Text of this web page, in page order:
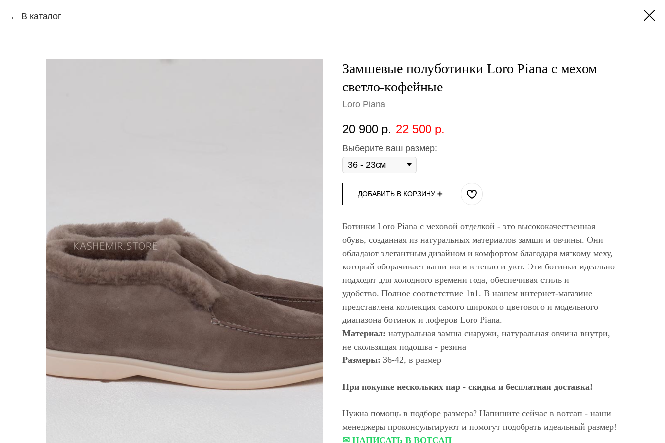
В каталог
Замшевые полуботинки Loro Piana с мехом
светло-кофейные
Loro Piana
20 900 р. 22 500 р.
Выберите ваш размер:
ДОБАВИТЬ В КОРЗИНУ ➕
Ботинки Loro Piana с меховой отделкой - это высококачественная
обувь, созданная из натуральных материалов замши и овчины. Они
обладают элегантным дизайном и комфортом благодаря мягкому меху,
который оборачивает ваши ноги в тепло и уют. Эти ботинки идеально
подходят для холодного времени года, обеспечивая стиль и
удобство. Полное соответствие 1в1. В нашем интернет-магазине
представлена коллекция самого широкого цветового и модельного
диапазона ботинок и лоферов Loro Piana.
Материал: натуральная замша снаружи, натуральная овчина внутри,
не скользящая подошва - резина
Размеры: 36-42, в размер
При покупке нескольких пар - скидка и бесплатная доставка!
Нужна помощь в подборе размера? Напишите сейчас в вотсап - наши
менеджеры проконсультируют и помогут подобрать идеальный размер!
✉ НАПИСАТЬ В ВОТСАП